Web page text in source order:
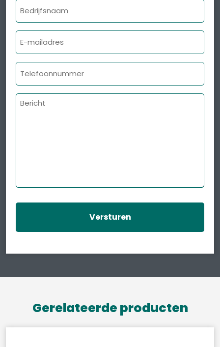
Bedrijfsnaam
E-
mailadres
Telefoonnummer
Bericht
Gerelateerde producten